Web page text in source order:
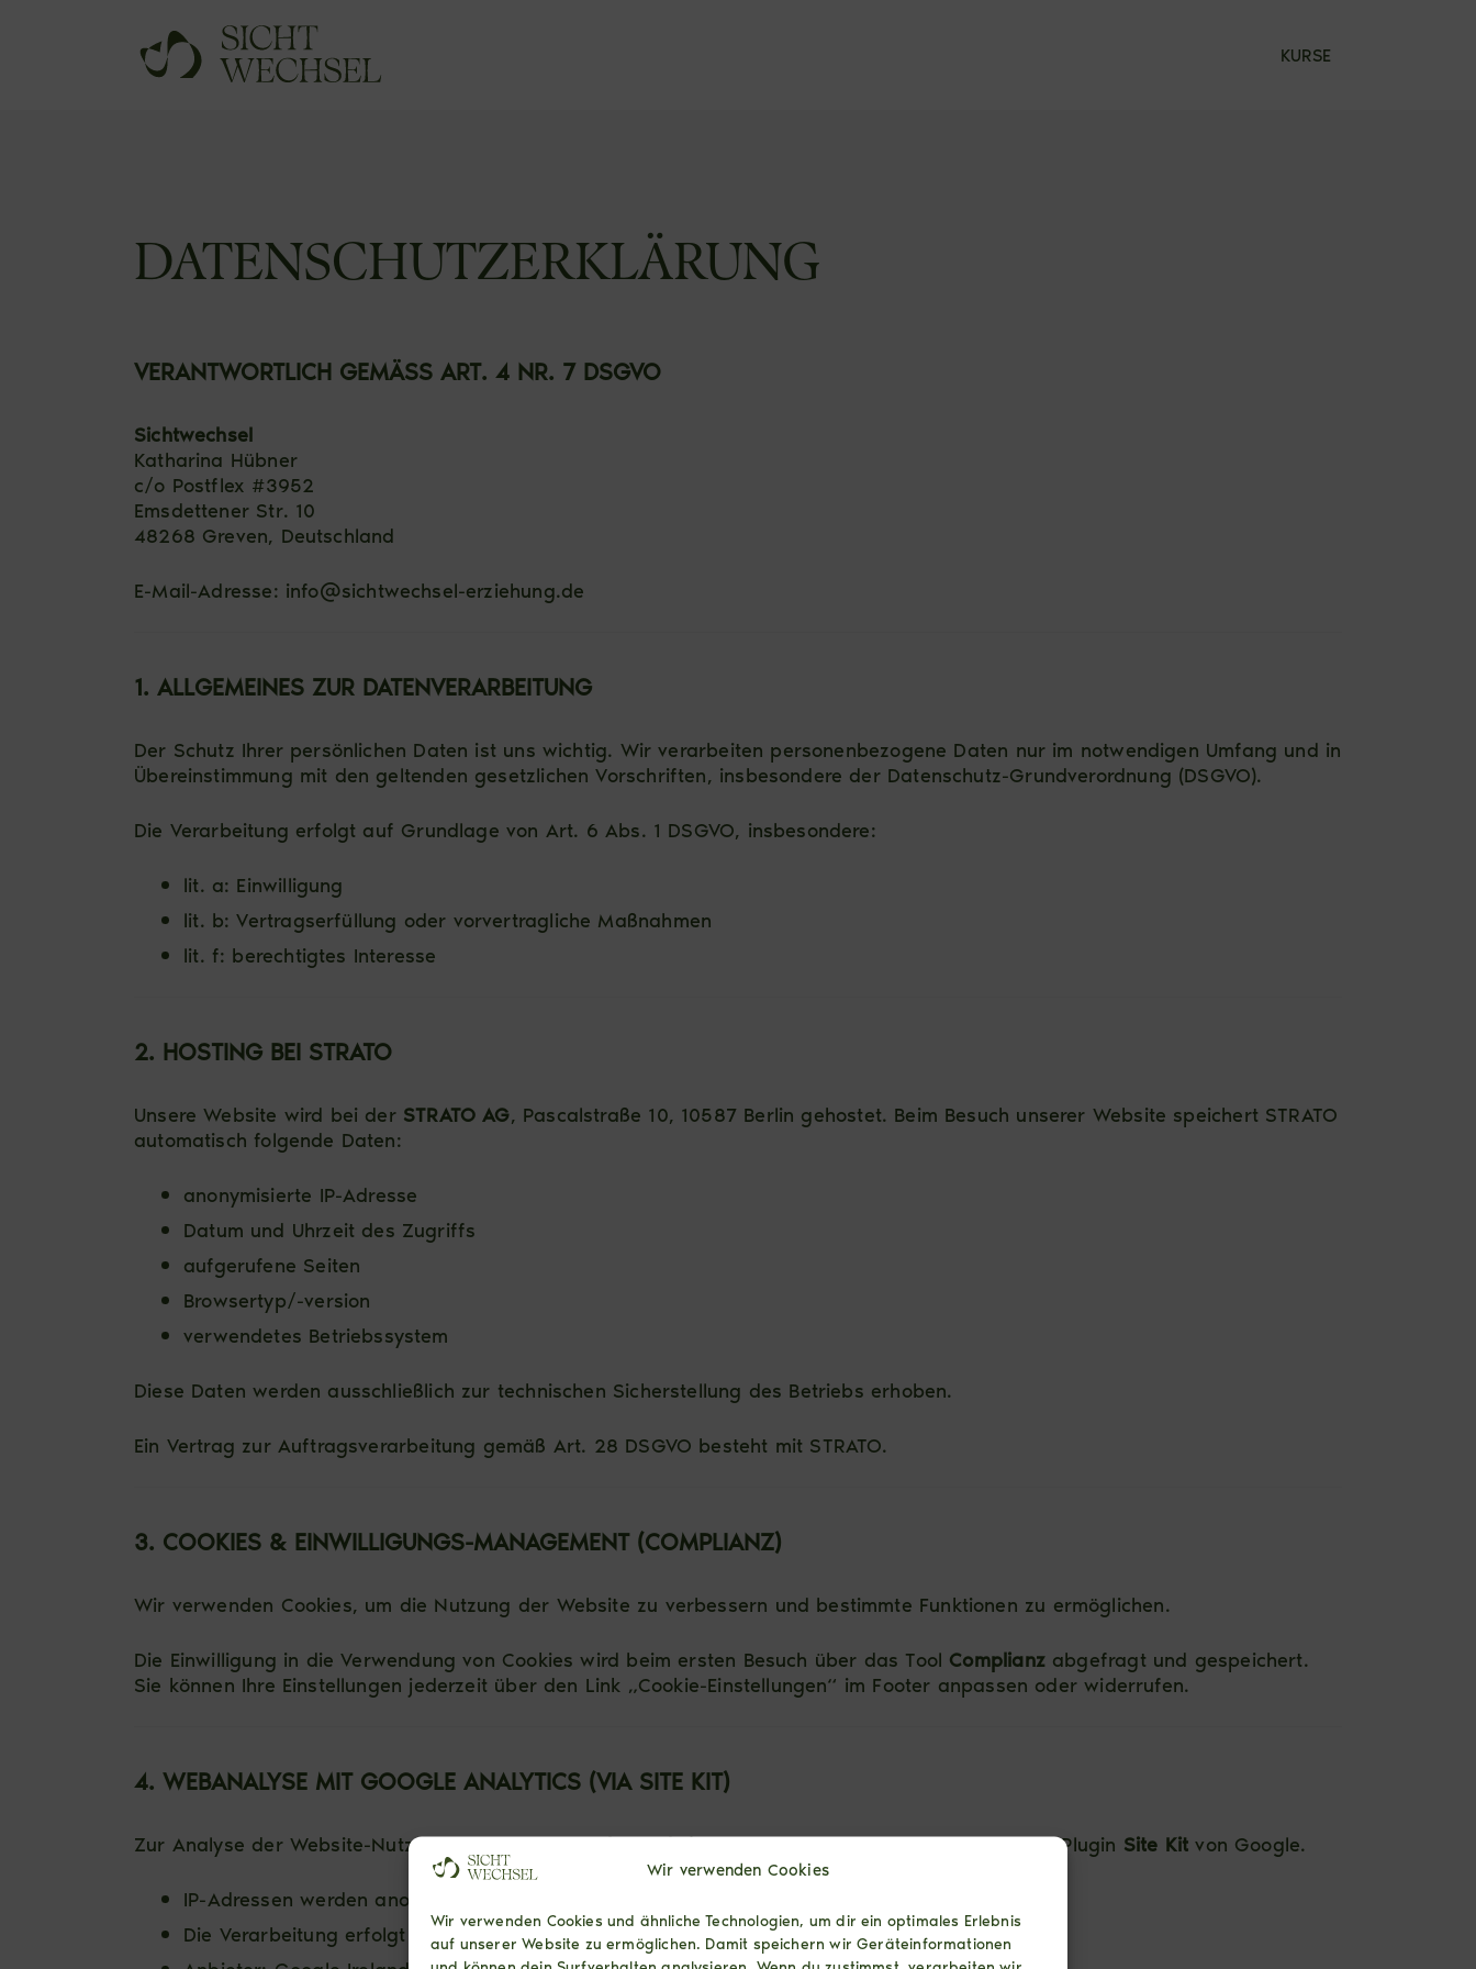
Wir verwenden Cookies
Wir verwenden Cookies und ähnliche Technologien, um dir ein optimales Erlebnis
auf unserer Website zu ermöglichen. Damit speichern wir Geräteinformationen
KURSE
DATENSCHUTZERKLÄRUNG
VERANTWORTLICH GEMÄSS ART. 4 NR. 7 DSGVO
Sichtwechsel
Katharina Hübner
c/o Postflex #3952
Emsdettener Str. 10
48268 Greven, Deutschland
E-Mail-Adresse: info@sichtwechsel-erziehung.de
1. ALLGEMEINES ZUR DATENVERARBEITUNG
Der Schutz Ihrer persönlichen Daten ist uns wichtig. Wir verarbeiten personenbezogene Daten nur im notwendigen Umfang und in
Übereinstimmung mit den geltenden gesetzlichen Vorschriften, insbesondere der Datenschutz-Grundverordnung (DSGVO).
Die Verarbeitung erfolgt auf Grundlage von Art. 6 Abs. 1 DSGVO, insbesondere:
lit. a: Einwilligung
lit. b: Vertragserfüllung oder vorvertragliche Maßnahmen
lit. f: berechtigtes Interesse
2. HOSTING BEI STRATO
Unsere Website wird bei der STRATO AG, Pascalstraße 10, 10587 Berlin gehostet. Beim Besuch unserer Website speichert STRATO
automatisch folgende Daten:
anonymisierte IP-Adresse
Datum und Uhrzeit des Zugriffs
aufgerufene Seiten
Browsertyp/-version
verwendetes Betriebssystem
Diese Daten werden ausschließlich zur technischen Sicherstellung des Betriebs erhoben.
Ein Vertrag zur Auftragsverarbeitung gemäß Art. 28 DSGVO besteht mit STRATO.
3. COOKIES & EINWILLIGUNGS-MANAGEMENT (COMPLIANZ)
Wir verwenden Cookies, um die Nutzung der Website zu verbessern und bestimmte Funktionen zu ermöglichen.
Die Einwilligung in die Verwendung von Cookies wird beim ersten Besuch über das Tool Complianzabgefragt und gespeichert.
Sie können Ihre Einstellungen jederzeit über den Link „Cookie-Einstellungen“ im Footer anpassen oder widerrufen.
4. WEBANALYSE MIT GOOGLE ANALYTICS (VIA SITE KIT)
Zur Analyse der Website-Nutzung setzen wirGoogle Analyticsein. Die Einbindung erfolgt über das Plugin Site Kit von Google.
IP-Adressen werden anonymisiert (IP-Masking aktiviert)
Die Verarbeitung erfolgt ausschließlich auf Basis Ihrer Einwilligung